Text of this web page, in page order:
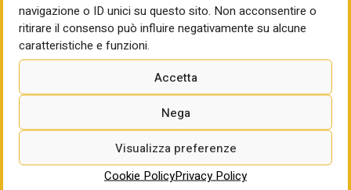
navigazione o ID unici su questo sito. Non acconsentire o
ritirare il consenso può influire negativamente su alcune
caratteristiche e funzioni.
Accetta
Nega
Visualizza preferenze
Cookie PolicyPrivacy Policy
congestionarsi, con code e disagi quotidiani sulla sponda
occidentale del Lago di Como.
Bari, parte il Brt: primo
cantiere della Linea Verde
in via di Maratona
A Bari è partito il primo cantiere del Bus Rapid Transit